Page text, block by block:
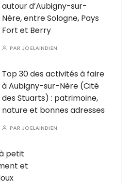
autour d’Aubigny-sur-
Nère, entre Sologne, Pays
Fort et Berry
PAR JOELAINDIEN
Top 30 des activités à faire
à Aubigny-sur-Nère (Cité
des Stuarts) : patrimoine,
nature et bonnes adresses
PAR JOELAINDIEN
petit
et